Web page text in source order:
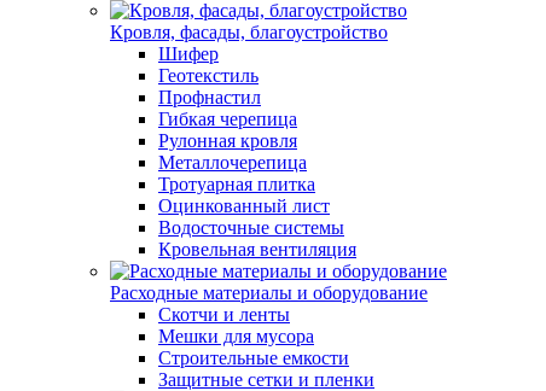
Кровля, фасады, благоустройство
Шифер
Геотекстиль
Профнастил
Гибкая черепица
Рулонная кровля
Металлочерепица
Тротуарная плитка
Оцинкованный лист
Водосточные системы
Кровельная вентиляция
Расходные материалы и оборудование
Скотчи и ленты
Мешки для мусора
Строительные емкости
Защитные сетки и пленки